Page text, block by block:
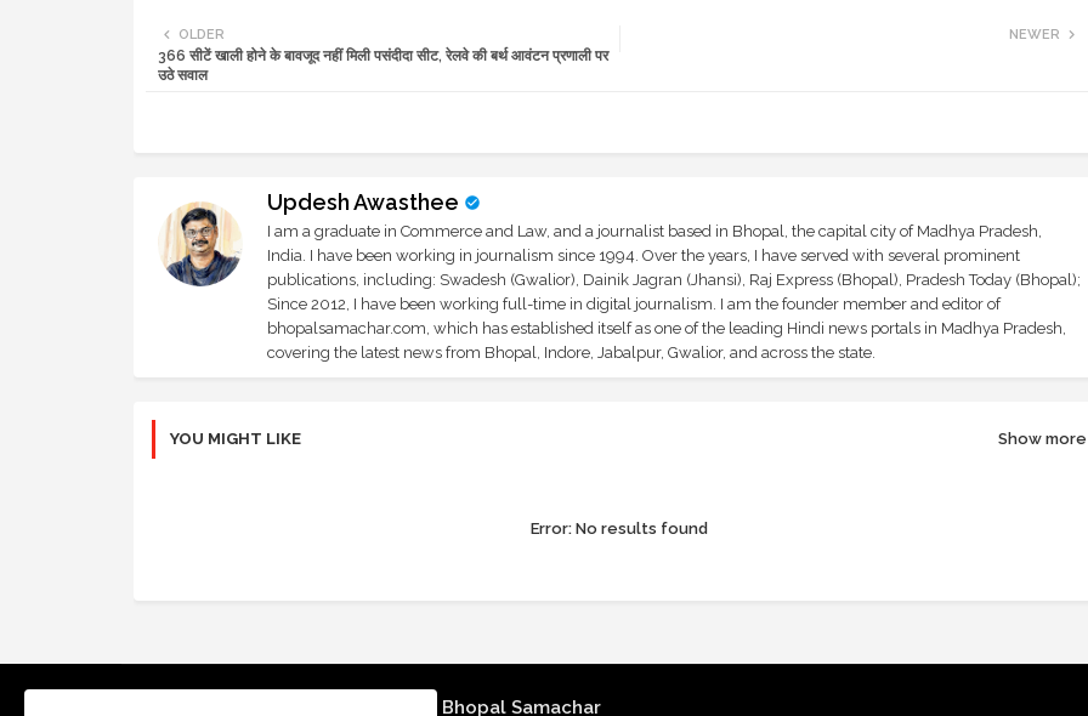
NEWER
OLDER
366 सीटें खाली होने के बावजूद नहीं मिली पसंदीदा सीट, रेलवे की बर्थ आवंटन प्रणाली पर
उठे सवाल
Updesh Awasthee
I am a graduate in Commerce and Law, and a journalist based in Bhopal, the capital city of Madhya Pradesh,
India. I have been working in journalism since 1994. Over the years, I have served with several prominent
publications, including: Swadesh (Gwalior), Dainik Jagran (Jhansi), Raj Express (Bhopal), Pradesh Today (Bhopal);
Since 2012, I have been working full-time in digital journalism. I am the founder member and editor of
bhopalsamachar.com, which has established itself as one of the leading Hindi news portals in Madhya Pradesh,
covering the latest news from Bhopal, Indore, Jabalpur, Gwalior, and across the state.
YOU MIGHT LIKE Show more
Error:No results found
Bhopal Samachar